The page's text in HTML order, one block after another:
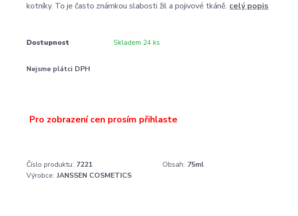
kotníky. To je často známkou slabosti žil a pojivové tkáně. celý popis
Dostupnost Skladem 24 ks
Nejsme plátci DPH
Číslo produktu: 7221 Obsah: 75ml
Výrobce: JANSSEN COSMETICS